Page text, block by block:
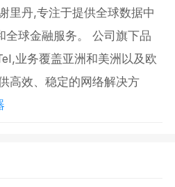
里丹,专注于提供全球数据中
全球金融服务。 公司旗下品
业务覆盖亚洲和美洲以及欧
高效、稳定的网络解决方